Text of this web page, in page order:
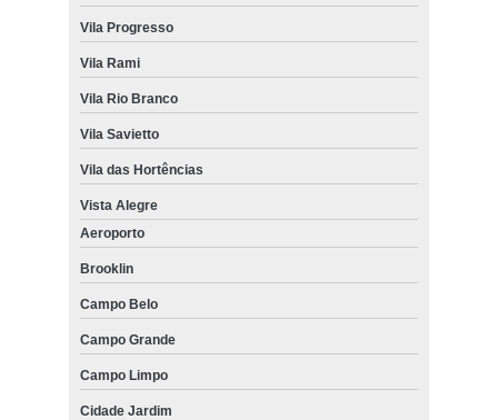
Vila Progresso
Vila Rami
Vila Rio Branco
Vila Savietto
Vila das Hortências
Vista Alegre
Aeroporto
Brooklin
Campo Belo
Campo Grande
Campo Limpo
Cidade Jardim